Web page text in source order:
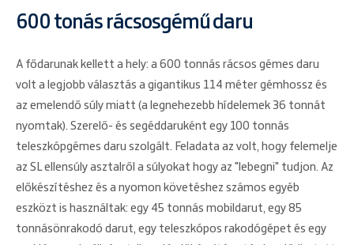
600 tonás rácsosgémű daru
A fődarunak kellett a hely: a 600 tonnás rácsos gémes daru
volt a legjobb választás a gigantikus 114 méter gémhossz és
az emelendő súly miatt (a legnehezebb hídelemek 36 tonnát
nyomtak). Szerelő- és segéddaruként egy 100 tonnás
teleszkópgémes daru szolgált. Feladata az volt, hogy felemelje
az SL ellensúly asztalről a súlyokat hogy az "lebegni" tudjon. Az
előkészítéshez és a nyomon követéshez számos egyéb
eszközt is használtak: egy 45 tonnás mobildarut, egy 85
tonnásönrakodó darut, egy teleszkópos rakodógépet és egy